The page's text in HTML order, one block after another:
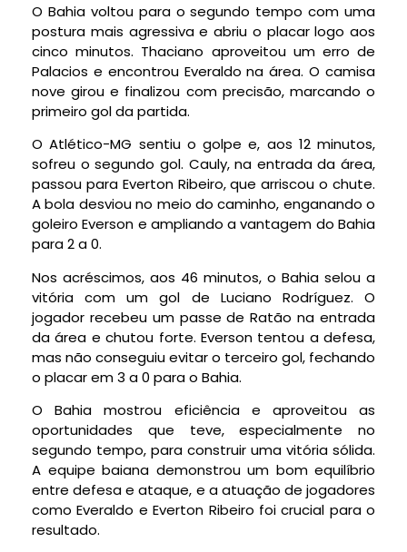
O Bahia voltou para o segundo tempo com uma
postura mais agressiva e abriu o placar logo aos
cinco minutos. Thaciano aproveitou um erro de
Palacios e encontrou Everaldo na área. O camisa
nove girou e finalizou com precisão, marcando o
primeiro gol da partida.
O Atlético-MG sentiu o golpe e, aos 12 minutos,
sofreu o segundo gol. Cauly, na entrada da área,
passou para Everton Ribeiro, que arriscou o chute.
A bola desviou no meio do caminho, enganando o
goleiro Everson e ampliando a vantagem do Bahia
para 2 a 0.
Nos acréscimos, aos 46 minutos, o Bahia selou a
vitória com um gol de Luciano Rodríguez. O
jogador recebeu um passe de Ratão na entrada
da área e chutou forte. Everson tentou a defesa,
mas não conseguiu evitar o terceiro gol, fechando
o placar em 3 a 0 para o Bahia.
O Bahia mostrou eficiência e aproveitou as
oportunidades que teve, especialmente no
segundo tempo, para construir uma vitória sólida.
A equipe baiana demonstrou um bom equilíbrio
entre defesa e ataque, e a atuação de jogadores
como Everaldo e Everton Ribeiro foi crucial para o
resultado.